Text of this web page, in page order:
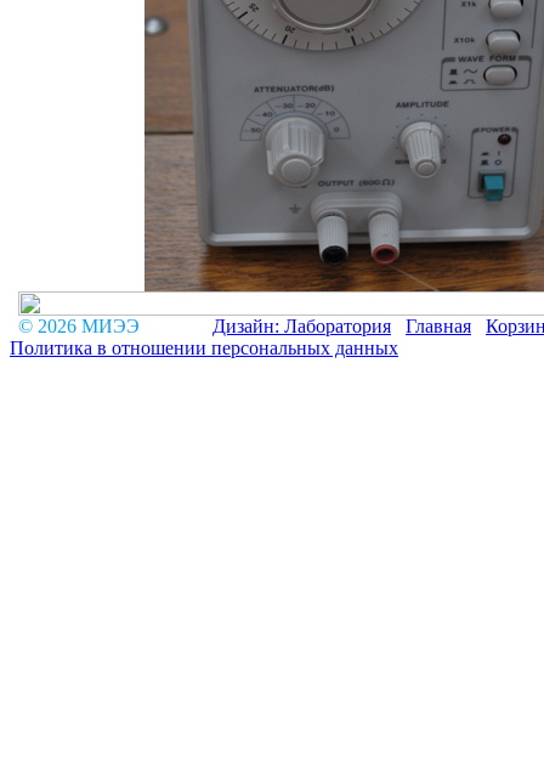
© 2026 МИЭЭ Дизайн: Лаборатория Главная
Политика в отношении персональных данных